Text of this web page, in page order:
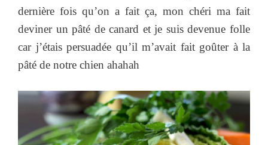
dernière fois qu’on a fait ça, mon chéri ma fait
deviner un pâté de canard et je suis devenue folle
car j’étais persuadée qu’il m’avait fait goûter à la
pâté de notre chien ahahah